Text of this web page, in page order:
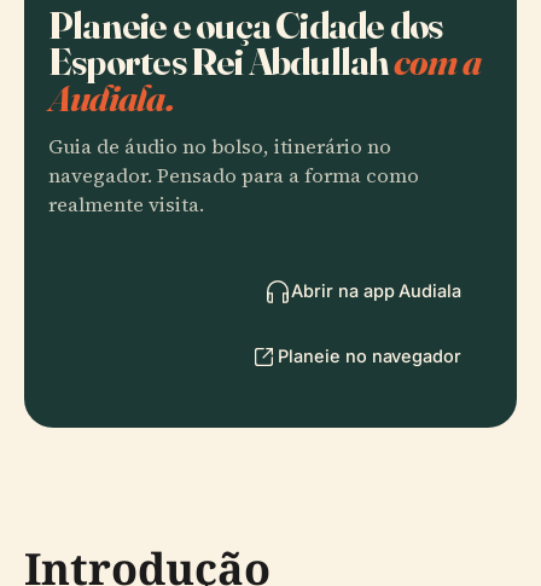
Planeie e ouça Cidade dos
Esportes Rei Abdullahcom a
Audiala.
Guia de áudio no bolso, itinerário no
navegador. Pensado para a forma como
realmente visita.
Abrir na app Audiala
Planeie no navegador
Introdução